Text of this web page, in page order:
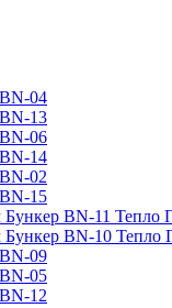
04
13
06
14
02
15
Бункер BN-11 Тепло
Бункер BN-10 Тепло
09
05
12